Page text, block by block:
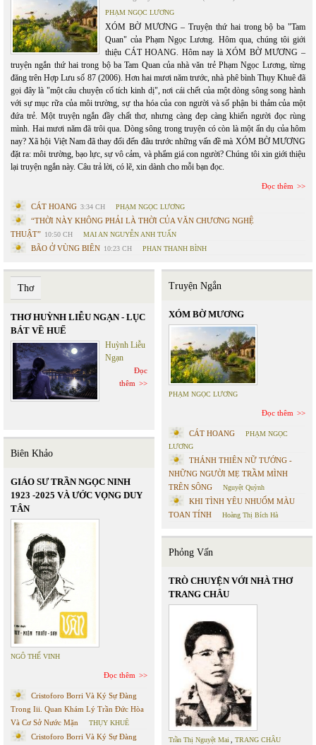
PHẠM NGỌC LƯƠNG
XÓM BỜ MƯƠNG – Truyện thứ hai trong bộ ba "Tam
Quan" của Phạm Ngọc Lương. Hôm qua, chúng tôi giới
thiệu CÁT HOANG. Hôm nay là XÓM BỜ MƯƠNG –
truyện ngắn thứ hai trong bộ ba Tam Quan của nhà văn trẻ Phạm Ngọc Lương, từng
đăng trên Hợp Lưu số 87 (2006). Hơn hai mươi năm trước, nhà phê bình Thụy Khuê đã
gọi đây là "một câu chuyện cổ tích kinh dị", nơi cái chết của một dòng sông song hành
với sự mục rữa của môi trường, sự tha hóa của con người và số phận bi thảm của một
đứa trẻ. Một truyện ngắn đầy chất thơ, nhưng càng đẹp càng khiến người đọc rùng
mình. Hai mươi năm đã trôi qua. Dòng sông trong truyện có còn là một ẩn dụ của hôm
nay? Xã hội Việt Nam đã thay đổi đến đâu trước những vấn đề mà XÓM BỜ MƯƠNG
đặt ra: môi trường, bạo lực, sự vô cảm, và phẩm giá con người? Chúng tôi xin giới thiệu
lại truyện ngắn này. Câu trả lời, có lẽ, xin dành cho mỗi bạn đọc.
Đọc thêm
CÁT HOANG 3:34 CH PHẠM NGỌC LƯƠNG
“THỜI NÀY KHÔNG PHẢI LÀ THỜI CỦA VĂN CHƯƠNG NGHỆ
THUẬT” 10:50 CH MAI AN NGUYỄN ANH TUẤN
BÃO Ở VÙNG BIÊN 10:23 CH PHAN THANH BÌNH
Thơ
THƠ HUỲNH LIỄU NGẠN - LỤC
BÁT VỀ HUẾ
Huỳnh Liễu
Ngạn
Đọc
thêm
Biên Khảo
GIÁO SƯ TRẦN NGỌC NINH
1923 -2025 VÀ ƯỚC VỌNG DUY
TÂN
NGÔ THẾ VINH
Đọc thêm
Cristoforo Borri Và Ký Sự Đàng
Trong Iii. Quan Khám Lý Trần Đức Hòa
Và Cơ Sở Nước Mặn
THỤY KHUÊ
Cristoforo Borri Và Ký Sự Đàng
Truyện Ngắn
XÓM BỜ MƯƠNG
PHẠM NGỌC LƯƠNG
Đọc thêm
CÁT HOANG
PHẠM NGỌC
LƯƠNG
THÁNH THIÊN NỮ TƯỚNG -
NHỮNG NGƯỜI MẸ TRẦM MÌNH
TRÊN SÔNG
Nguyệt Quỳnh
KHI TÌNH YÊU NHUỐM MÀU
TOAN TÍNH
Hoàng Thị Bích Hà
Phỏng Vấn
TRÒ CHUYỆN VỚI NHÀ THƠ
TRANG CHÂU
Trần Thị Nguyệt Mai, TRANG CHÂU